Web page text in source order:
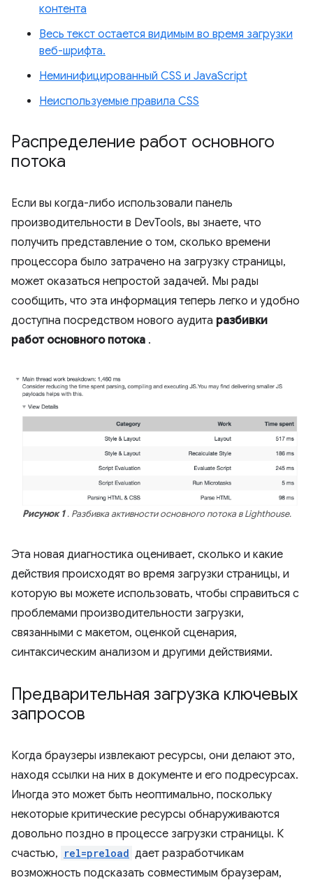
контента
Весь текст остается видимым во время загрузки
веб-шрифта.
Неминифицированный CSS и JavaScript
Неиспользуемые правила CSS
Распределение работ основного
потока
Если вы когда-либо использовали панель
производительности в DevTools, вы знаете, что
получить представление о том, сколько времени
процессора было затрачено на загрузку страницы,
может оказаться непростой задачей. Мы рады
сообщить, что эта информация теперь легко и удобно
доступна посредством нового аудита разбивки
работ основного потока .
Рисунок 1. Разбивка активности основного потока в Lighthouse.
Эта новая диагностика оценивает, сколько и какие
действия происходят во время загрузки страницы, и
которую вы можете использовать, чтобы справиться с
проблемами производительности загрузки,
связанными с макетом, оценкой сценария,
синтаксическим анализом и другими действиями.
Предварительная загрузка ключевых
запросов
Когда браузеры извлекают ресурсы, они делают это,
находя ссылки на них в документе и его подресурсах.
Иногда это может быть неоптимально, поскольку
некоторые критические ресурсы обнаруживаются
довольно поздно в процессе загрузки страницы. К
счастью, rel=preload дает разработчикам
возможность подсказать совместимым браузерам,